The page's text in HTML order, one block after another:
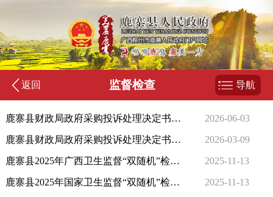
返回 监督检查 导航
鹿寨县财政局政府采购投诉处理决定书（鹿财处〔2026〕3号） 2026-06-03
鹿寨县财政局政府采购投诉处理决定书（鹿财处〔2026〕2号） 2026-03-09
鹿寨县2025年广西卫生监督“双随机”检查结果 2025-11-13
鹿寨县2025年国家卫生监督“双随机”检查结果 2025-11-13